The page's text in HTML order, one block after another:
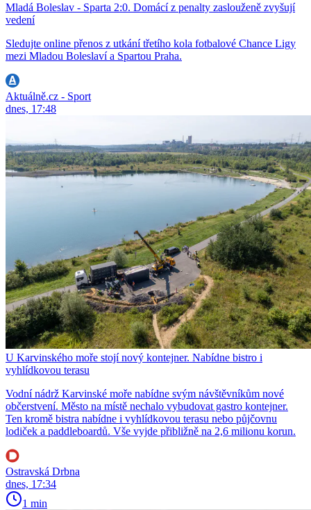
Mladá Boleslav - Sparta 2:0. Domácí z penalty zaslouženě zvyšují
vedení
Sledujte online přenos z utkání třetího kola fotbalové Chance Ligy
mezi Mladou Boleslaví a Spartou Praha.
Aktuálně.cz - Sport
dnes, 17:48
U Karvinského moře stojí nový kontejner. Nabídne bistro i
vyhlídkovou terasu
Vodní nádrž Karvinské moře nabídne svým návštěvníkům nové
občerstvení. Město na místě nechalo vybudovat gastro kontejner.
Ten kromě bistra nabídne i vyhlídkovou terasu nebo půjčovnu
lodiček a paddleboardů. Vše vyjde přibližně na 2,6 milionu korun.
Ostravská Drbna
dnes, 17:34
1 min